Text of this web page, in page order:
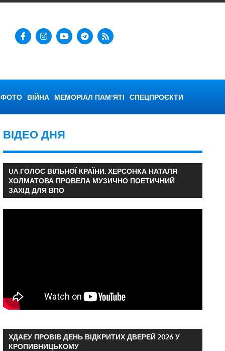
ФОТО ВІЙНА МЕМОРІАЛ ПАМ’ЯТІ СПЕЦПРОЄКТИ
ВІДЕО ДНЯ
UA ГОЛОС ВІЛЬНОЇ КРАЇНИ: ХЕРСОНКА НАТАЛЯ
ХОЛМАТОВА ПРОВЕЛА МУЗИЧНО ПОЕТИЧНИЙ
ЗАХІД ДЛЯ ВПО
ХДАЕУ ПРОВІВ ДЕНЬ ВІДКРИТИХ ДВЕРЕЙ 2026 У
КРОПИВНИЦЬКОМУ